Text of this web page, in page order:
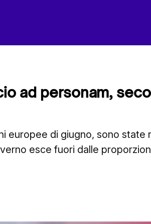
ad personam,
europee di giugno, sono
esce fuori dalle